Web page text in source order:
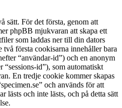
sätt. För det första, genom att
phpBB mjukvaran att skapa ett
som laddas ner till din dators
två första cookisarna innehåller bara
“användar-id”) och en anonym
“sessions-id”), som automatiskt
En tredje cookie kommer skapas
och används för att
lästs och inte lästs, och på detta sätt